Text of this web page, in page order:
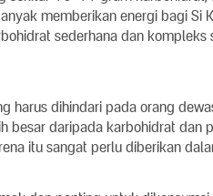
memberikan energi bagi Si
sederhana dan kompleks
harus dihindari pada orang
besar daripada karbohidrat dan
itu sangat perlu diberikan